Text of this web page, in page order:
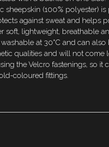
sheepskin (100% polyester)
against sweat and helps
soft, lightweight, breathable
at 30°C and can
qualities and will not come
the Velcro fastenings, so it
coloured fittings.